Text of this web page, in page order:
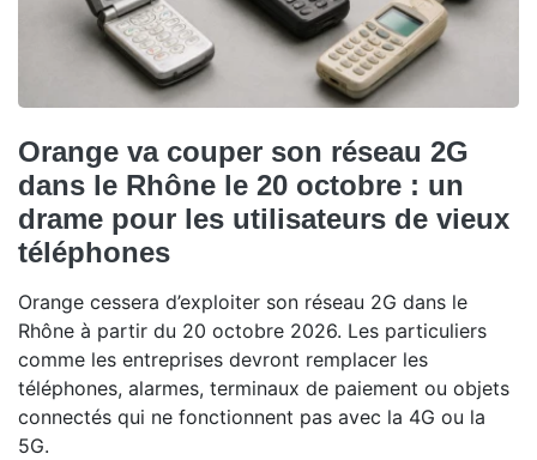
Orange va couper son réseau 2G
dans le Rhône le 20 octobre : un
drame pour les utilisateurs de vieux
téléphones
Orange cessera d’exploiter son réseau 2G dans le
Rhône à partir du 20 octobre 2026. Les particuliers
comme les entreprises devront remplacer les
téléphones, alarmes, terminaux de paiement ou objets
connectés qui ne fonctionnent pas avec la 4G ou la
5G.